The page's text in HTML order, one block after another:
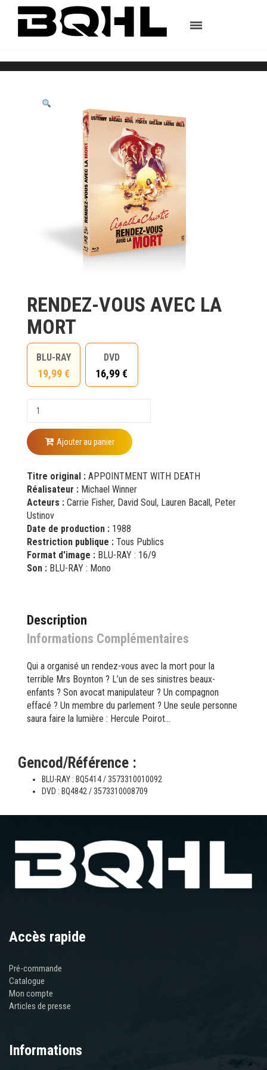
RENDEZ-VOUS AVEC LA
MORT
BLU-RAY
19,99 €
DVD
16,99 €
Ajouter au panier
Titre original : APPOINTMENT WITH DEATH
Réalisateur : Michael Winner
Acteurs : Carrie Fisher, David Soul, Lauren Bacall, Peter
Ustinov
Date de production : 1988
Restriction publique : Tous Publics
Format d'image : BLU-RAY : 16/9
Son : BLU-RAY : Mono
Description
Informations Complémentaires
Qui a organisé un rendez-vous avec la mort pour la
terrible Mrs Boynton ? L’un de ses sinistres beaux-
enfants ? Son avocat manipulateur ? Un compagnon
effacé ? Un membre du parlement ? Une seule personne
saura faire la lumière : Hercule Poirot…
Gencod/Référence :
BLU-RAY : BQ5414 / 3573310010092
DVD : BQ4842 / 3573310008709
Accès rapide
Pré-commande
Catalogue
Mon compte
Articles de presse
Informations